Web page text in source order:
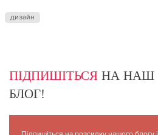
дизайн
ПІДПИШІТЬСЯ НА НАШ
БЛОГ!